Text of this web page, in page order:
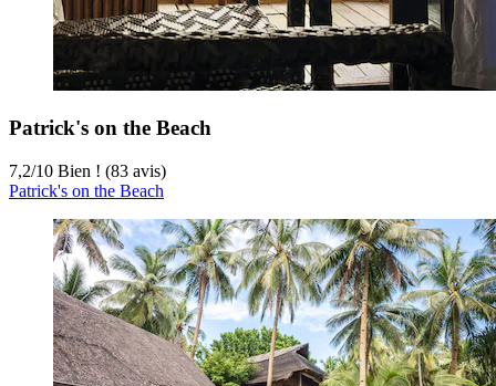
Patrick's on the Beach
7,2/10 Bien ! (83 avis)
Patrick's on the Beach